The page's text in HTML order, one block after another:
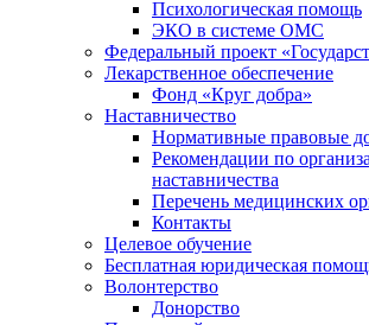
Психологическая помощь
ЭКО в системе ОМС
Федеральный проект
Лекарственное обеспечение
Фонд «Круг добра»
Наставничество
Нормативные правовые
Рекомендации по
наставничества
Перечень медицинских
Контакты
Целевое обучение
Бесплатная юридическая
Волонтерство
Донорство